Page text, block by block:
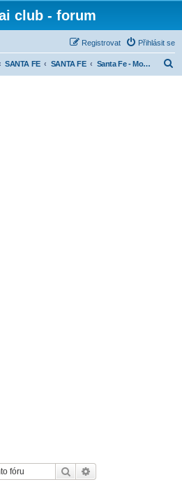
club - forum
Přihlásit se
Registrovat
SANTA FE SANTA FE Santa Fe - Motory
Hledat